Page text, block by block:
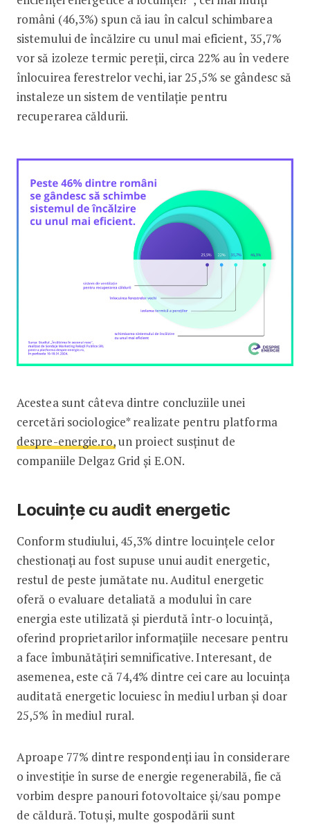
români (46,3%) spun că iau în calcul schimbarea
sistemului de încălzire cu unul mai eficient, 35,7%
vor să izoleze termic pereții, circa 22% au în vedere
înlocuirea ferestrelor vechi, iar 25,5% se gândesc să
instaleze un sistem de ventilație pentru
recuperarea căldurii.
Acestea sunt câteva dintre concluziile unei
cercetări sociologice* realizate pentru platforma
despre-energie.ro,un proiect susținut de
companiile Delgaz Grid și E.ON.
Locuințe cu audit energetic
Conform studiului, 45,3% dintre locuințele celor
chestionați au fost supuse unui audit energetic,
restul de peste jumătate nu. Auditul energetic
oferă o evaluare detaliată a modului în care
energia este utilizată și pierdută într-o locuință,
oferind proprietarilor informațiile necesare pentru
a face îmbunătățiri semnificative. Interesant, de
asemenea, este că 74,4% dintre cei care au locuința
auditată energetic locuiesc în mediul urban și doar
25,5% în mediul rural.
Aproape 77% dintre respondenți iau în considerare
o investiție în surse de energie regenerabilă, fie că
vorbim despre panouri fotovoltaice și/sau pompe
de căldură. Totuși, multe gospodării sunt